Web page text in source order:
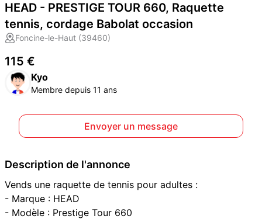
HEAD - PRESTIGE TOUR 660, Raquette
tennis, cordage Babolat occasion
Foncine-le-Haut (39460)
115 €
Kyo
Membre depuis 11 ans
Envoyer un message
Description de l'annonce
Vends une raquette de tennis pour adultes :
- Marque : HEAD
- Modèle : Prestige Tour 660